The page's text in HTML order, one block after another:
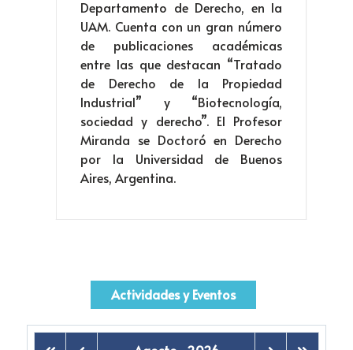
Departamento de Derecho, en la
UAM. Cuenta con un gran número
de publicaciones académicas
entre las que destacan “Tratado
de Derecho de la Propiedad
Industrial” y “Biotecnología,
sociedad y derecho”. El Profesor
Miranda se Doctoró en Derecho
por la Universidad de Buenos
Aires, Argentina.
Actividades y Eventos